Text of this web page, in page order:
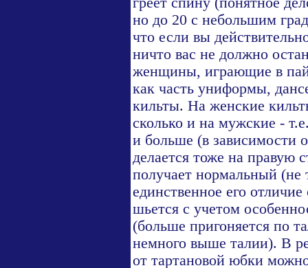
но до 20 с небольшим
что если вы
ничто вас не должно
женщины, играющие в
как часть униформы,
кильты. На женские
сколько и на мужские -
и больше (в зависимости
делается тоже на правую
получает нормальный (не
единственное его
шьется с учетом
(больше пригоняется по
немного выше талии). В
от тартановой юбки